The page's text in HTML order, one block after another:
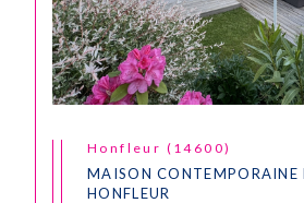
Honfleur (14600)
MAISON CONTEMPORAINE
HONFLEUR